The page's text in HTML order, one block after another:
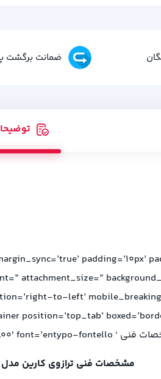
ضمانت برگشت
padding=’10px’
attachment_size=”
to-left’
مشخصات فنی ترازوی کارین مدل PC-100